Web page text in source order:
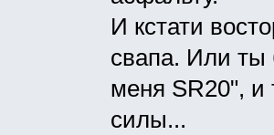
И кстати
свапа. Или ты
меня SR20", и
силы...